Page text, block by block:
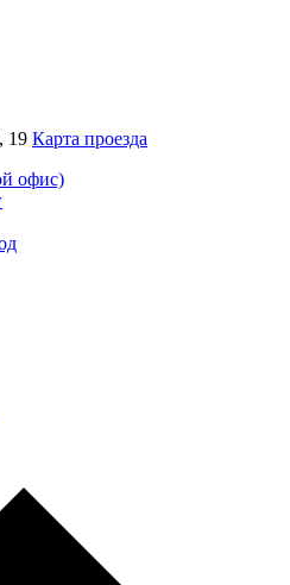
19 Карта проезда
офис)